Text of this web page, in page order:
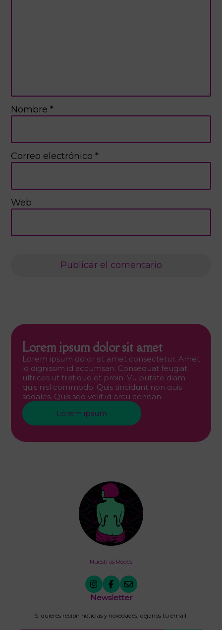
Nombre *
Correo electrónico *
Web
Lorem ipsum dolor sit amet
Lorem ipsum dolor sit amet consectetur. Amet
id dignissim id accumsan. Consequat feugiat
ultrices ut tristique et proin. Vulputate diam
quis nisl commodo. Quis tincidunt non quis
sodales. Quis sed velit id arcu aenean.
Lorem ipsum
Nuestras Redes
Newsletter
Si quieres recibir noticias y novedades, déjanos tu email.